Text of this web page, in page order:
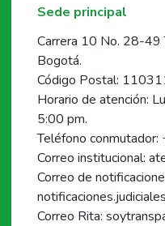
Sede principal
Carrera 10 No. 28-49
Bogotá.
Código Postal:
Horario de atención:
5:00 pm.
Teléfono
Correo institucional:
Correo de
Correo Rita: